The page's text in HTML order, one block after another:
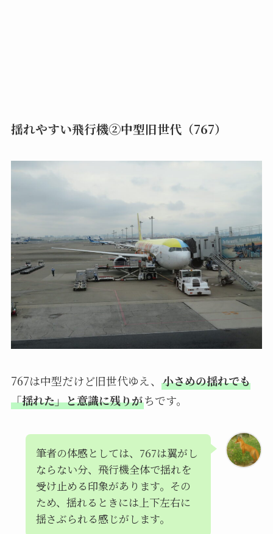
揺れやすい飛行機②中型旧世代（767）
767は中型だけど旧世代ゆえ、 小さめの揺れでも
「揺れた」と意識に残りがちです。
筆者の体感としては、767は翼がし
ならない分、飛行機全体で揺れを
受け止める印象があります。その
ため、揺れるときには上下左右に
揺さぶられる感じがします。